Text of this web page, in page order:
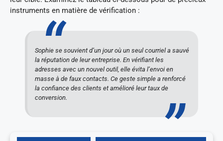
instruments en matière de vérification :
Sophie se souvient d’un jour où un seul courriel a sauvé
la réputation de leur entreprise. En vérifiant les
adresses avec un nouvel outil, elle évita l’envoi en
masse à de faux contacts. Ce geste simple a renforcé
la confiance des clients et amélioré leur taux de
conversion.